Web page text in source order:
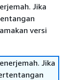
Jika
versi
Jika